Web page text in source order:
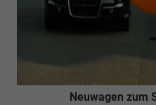
Neuwagen zum